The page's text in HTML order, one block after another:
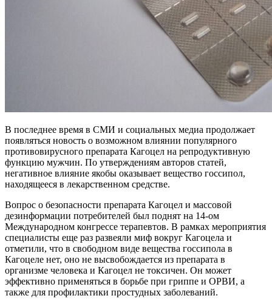
В последнее время в СМИ и социальных медиа продолжает
появляться новость о возможном влиянии популярного
противовирусного препарата Кагоцел на репродуктивную
функцию мужчин. По утверждениям авторов статей,
негативное влияние якобы оказывает вещество госсипол,
находящееся в лекарственном средстве.
Вопрос о безопасности препарата Кагоцел и массовой
дезинформации потребителей был поднят на 14-ом
Международном конгрессе терапевтов. В рамках мероприятия
специалисты еще раз развеяли миф вокруг Кагоцела и
отметили, что в свободном виде вещества госсипола в
Кагоцеле нет, оно не высвобождается из препарата в
организме человека и Кагоцел не токсичен. Он может
эффективно применяться в борьбе при гриппе и ОРВИ, а
также для профилактики простудных заболеваний.